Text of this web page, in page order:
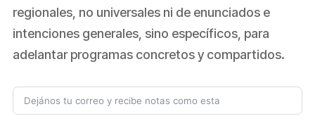
regionales, no universales ni de enunciados e
intenciones generales, sino específicos, para
adelantar programas concretos y compartidos.